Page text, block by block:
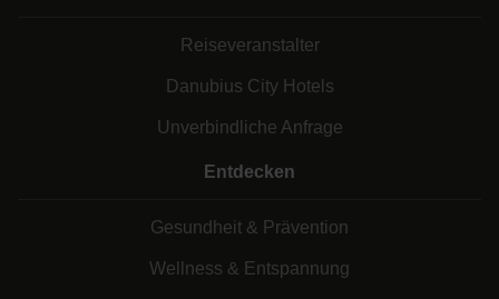
Reiseveranstalter
Danubius City Hotels
Unverbindliche Anfrage
Entdecken
Gesundheit & Prävention
Wellness & Entspannung